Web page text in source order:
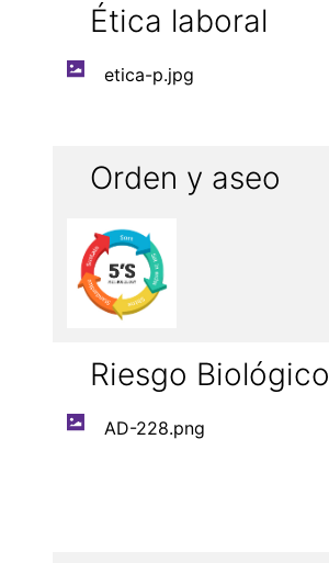
Ética laboral
etica-p.jpg
Orden y aseo
Riesgo Biológico
AD-228.png